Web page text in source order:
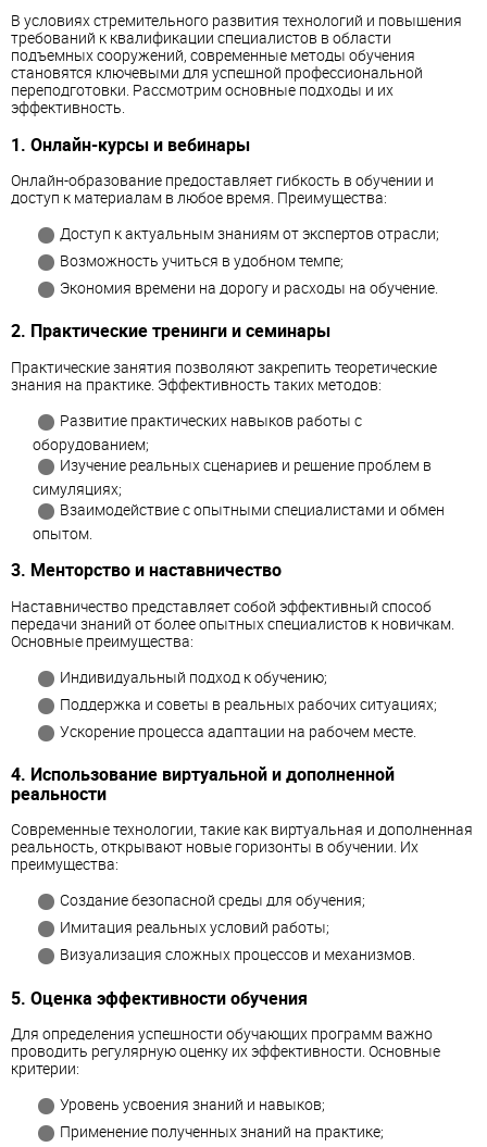
В условиях стремительного развития технологий и повышения
требований к квалификации специалистов в области
подъемных сооружений, современные методы обучения
становятся ключевыми для успешной профессиональной
переподготовки. Рассмотрим основные подходы и их
эффективность.
1. Онлайн-курсы и вебинары
Онлайн-образование предоставляет гибкость в обучении и
доступ к материалам в любое время. Преимущества:
Доступ к актуальным знаниям от экспертов отрасли;
Возможность учиться в удобном темпе;
Экономия времени на дорогу и расходы на обучение.
2. Практические тренинги и семинары
Практические занятия позволяют закрепить теоретические
знания на практике. Эффективность таких методов:
Развитие практических навыков работы с
оборудованием;
Изучение реальных сценариев и решение проблем в
симуляциях;
Взаимодействие с опытными специалистами и обмен
опытом.
3. Менторство и наставничество
Наставничество представляет собой эффективный способ
передачи знаний от более опытных специалистов к новичкам.
Основные преимущества:
Индивидуальный подход к обучению;
Поддержка и советы в реальных рабочих ситуациях;
Ускорение процесса адаптации на рабочем месте.
4. Использование виртуальной и дополненной
реальности
Современные технологии, такие как виртуальная и дополненная
реальность, открывают новые горизонты в обучении. Их
преимущества:
Создание безопасной среды для обучения;
Имитация реальных условий работы;
Визуализация сложных процессов и механизмов.
5. Оценка эффективности обучения
Для определения успешности обучающих программ важно
проводить регулярную оценку их эффективности. Основные
критерии:
Уровень усвоения знаний и навыков;
Применение полученных знаний на практике;